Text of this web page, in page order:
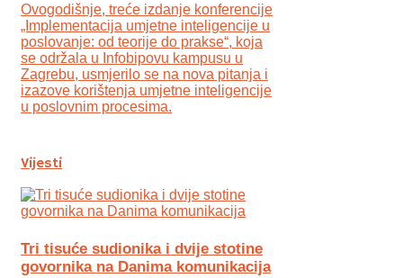
Ovogodišnje, treće izdanje konferencije
„Implementacija umjetne inteligencije u
poslovanje: od teorije do prakse“, koja
se održala u Infobipovu kampusu u
Zagrebu, usmjerilo se na nova pitanja i
izazove korištenja umjetne inteligencije
u poslovnim procesima.
Vijesti
Tri tisuće sudionika i dvije stotine
govornika na Danima komunikacija